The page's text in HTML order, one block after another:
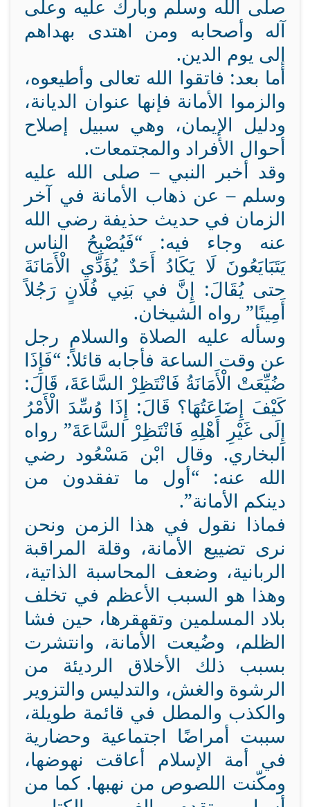
صلى الله وسلم وبارك عليه وعلى
آله وأصحابه ومن اهتدى بهداهم
إلى يوم الدين.
أما بعد: فاتقوا الله تعالى وأطيعوه،
والزموا الأمانة فإنها عنوان الديانة،
ودليل الإيمان، وهي سبيل إصلاح
أحوال الأفراد والمجتمعات.
وقد أخبر النبي – صلى الله عليه
وسلم – عن ذهاب الأمانة في آخر
الزمان في حديث حذيفة رضي الله
عنه وجاء فيه: “فَيُصْبِحُ الناس
يَتَبَايَعُونَ لَا يَكَادُ أَحَدٌ يُؤَدِّي الْأَمَانَةَ
حتى يُقَالَ: إِنَّ في بَنِي فُلَانٍ رَجُلاً
أَمِينًا” رواه الشيخان.
وسأله عليه الصلاة والسلام رجل
عن وقت الساعة فأجابه قائلاً: “فَإِذَا
ضُيِّعَتْ الْأَمَانَةُ فَانْتَظِرْ السَّاعَةَ، قَالَ:
كَيْفَ إِضَاعَتُهَا؟ قَالَ: إِذَا وُسِّدَ الْأَمْرُ
إِلَى غَيْرِ أَهْلِهِ فَانْتَظِرْ السَّاعَةَ” رواه
البخاري. وقال ابْن مَسْعُود رضي
الله عنه: “أول ما تفقدون من
دينكم الأمانة”.
فماذا نقول في هذا الزمن ونحن
نرى تضييع الأمانة، وقلة المراقبة
الربانية، وضعف المحاسبة الذاتية،
وهذا هو السبب الأعظم في تخلف
بلاد المسلمين وتقهقرها، حين فشا
الظلم، وضُيعت الأمانة، وانتشرت
بسبب ذلك الأخلاق الرديئة من
الرشوة والغش، والتدليس والتزوير
والكذب والمطل في قائمة طويلة،
سببت أمراضًا اجتماعية وحضارية
في أمة الإسلام أعاقت نهوضها،
ومكّنت اللصوص من نهبها. كما من